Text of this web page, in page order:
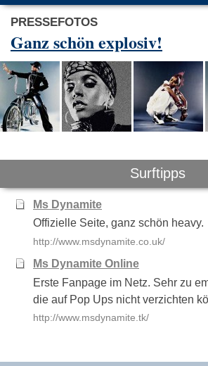
PRESSEFOTOS
Ganz schön explosiv!
Surftipps
Ms Dynamite
Offizielle Seite, ganz schön heavy.
http://www.msdynamite.co.uk/
Ms Dynamite Online
Erste Fanpage im Netz. Sehr zu
die auf Pop Ups nicht verzichten
http://www.msdynamite.tk/